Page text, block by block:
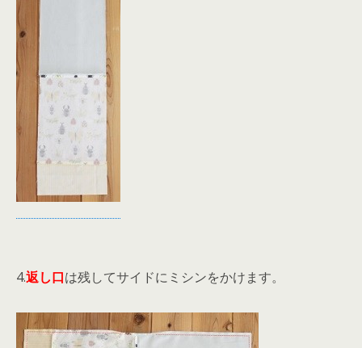
4.返し口は残してサイドにミシンをかけます。